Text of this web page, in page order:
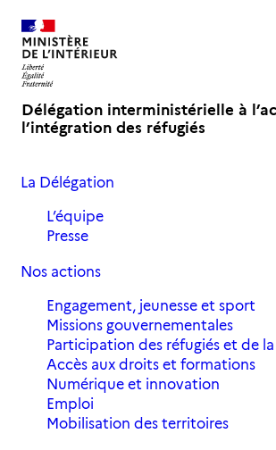
Délégation interministérielle à
l’intégration des réfugiés
La Délégation
L’équipe
Presse
Nos actions
Engagement, jeunesse et sport
Missions gouvernementales
Participation des réfugiés et de
Accès aux droits et formations
Numérique et innovation
Emploi
Mobilisation des territoires
2019 : Konexio et Unis-
parmi les 10 finalistes
3 novembre 2019